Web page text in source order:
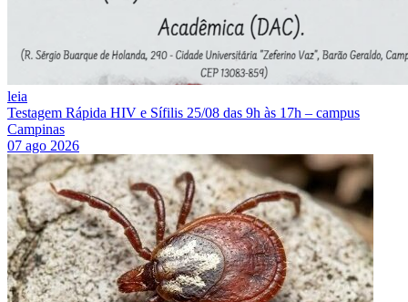
leia
Testagem Rápida HIV e Sífilis 25/08 das 9h às 17h – campus
Campinas
07 ago 2026